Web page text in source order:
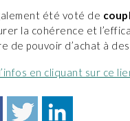
été voté de
la cohérence et
de pouvoir d’achat à
en cliquant sur ce